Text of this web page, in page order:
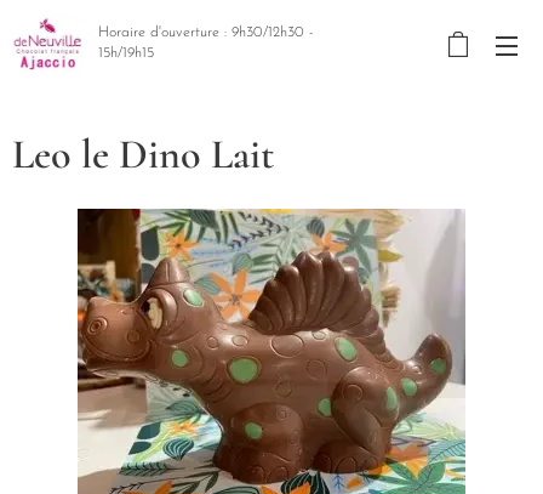
Horaire d'ouverture : 9h30/12h30 -
15h/19h15
Leo le Dino Lait